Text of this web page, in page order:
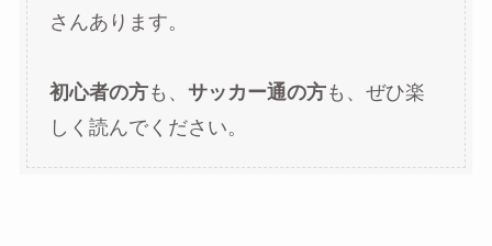
さんあります。
初心者の方も、 サッカー通の方も、ぜひ楽
しく読んでください。